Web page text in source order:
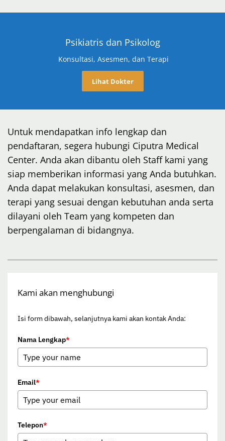
Psikiatris dan Psikolog
Konsultasi, Asesmen, dan Terapi
Lihat Dokter
Untuk mendapatkan info lengkap dan
pendaftaran, segera hubungi Ciputra Medical
Center. Anda akan dibantu oleh Staff kami yang
siap memberikan informasi yang Anda butuhkan.
Anda dapat melakukan konsultasi, asesmen, dan
terapi yang sesuai dengan kebutuhan anda serta
dilayani oleh Team yang kompeten dan
berpengalaman di bidangnya.
Kami akan menghubungi
Isi form dibawah, selanjutnya kami akan kontak Anda:
Nama Lengkap*
Email*
Telepon*